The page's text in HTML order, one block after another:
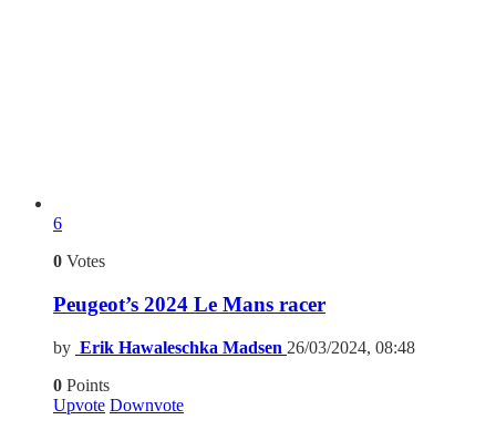
6
0 Votes
Peugeot’s 2024 Le Mans racer
by Erik Hawaleschka Madsen 26/03/2024, 08:48
0 Points
Upvote Downvote